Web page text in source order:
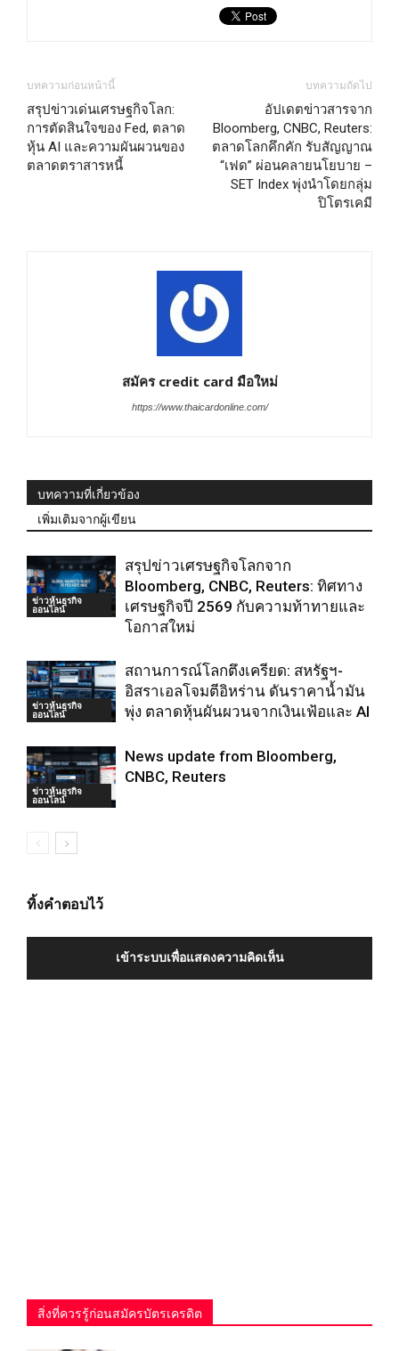
บทความก่อนหน้านี้
สรุปข่าวเด่นเศรษฐกิจโลก:
การตัดสินใจของ Fed, ตลาด
หุ้น AI และความผันผวนของ
ตลาดตราสารหนี้
บทความถัดไป
อัปเดตข่าวสารจาก
Bloomberg, CNBC, Reuters:
ตลาดโลกคึกคัก รับสัญญาณ
“เฟด” ผ่อนคลายนโยบาย –
SET Index พุ่งนำโดยกลุ่ม
ปิโตรเคมี
สมัคร credit card มือใหม่
https://www.thaicardonline.com/
บทความที่เกี่ยวข้อง
เพิ่มเติมจากผู้เขียน
ข่าวหุ้นธุรกิจ
ออนไลน์
สรุปข่าวเศรษฐกิจโลกจาก
Bloomberg, CNBC, Reuters: ทิศทาง
เศรษฐกิจปี 2569 กับความท้าทายและ
โอกาสใหม่
ข่าวหุ้นธุรกิจ
ออนไลน์
สถานการณ์โลกตึงเครียด: สหรัฐฯ-
อิสราเอลโจมตีอิหร่าน ดันราคาน้ำมัน
พุ่ง ตลาดหุ้นผันผวนจากเงินเฟ้อและ AI
ข่าวหุ้นธุรกิจ
ออนไลน์
News update from Bloomberg,
CNBC, Reuters
ทิ้งคำตอบไว้
เข้าระบบเพื่อแสดงความคิดเห็น
สิ่งที่ควรรู้ก่อนสมัครบัตรเครดิต